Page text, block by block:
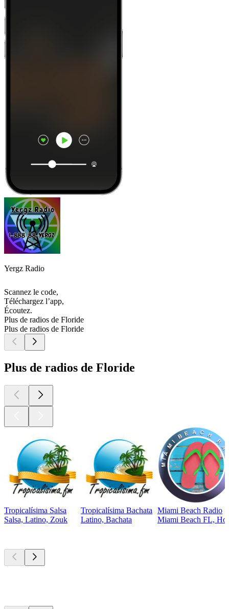
Yergz Radio
Scannez le code,
Téléchargez l’app,
Écoutez.
Plus de radios de Floride
Plus de radios de Floride
Plus de radios de Floride
Tropicalísima Salsa
Salsa, Latino, Zouk
Tropicalísima Bachata
Latino, Bachata
Miami Beach Radio
Miami Beach FL,